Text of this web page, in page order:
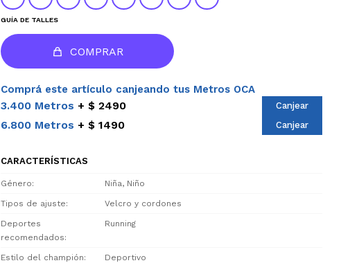
GUÍA DE TALLES
COMPRAR
Comprá este artículo canjeando tus Metros OCA
3.400 Metros $ 2490 Canjear
6.800 Metros $ 1490 Canjear
CARACTERÍSTICAS
Género Niña, Niño
Tipos de ajuste Velcro y cordones
Deportes
recomendados
Running
Estilo del champión Deportivo